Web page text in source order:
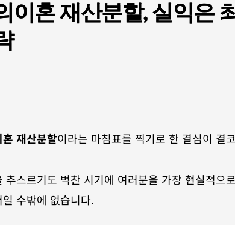
이혼 재산분할, 실익은
재산분할이라는 마침표를 찍기로 한 결심이 결
추스르기도 벅찬 시기에 여러분을 가장 현실적
일 수밖에 없습니다.